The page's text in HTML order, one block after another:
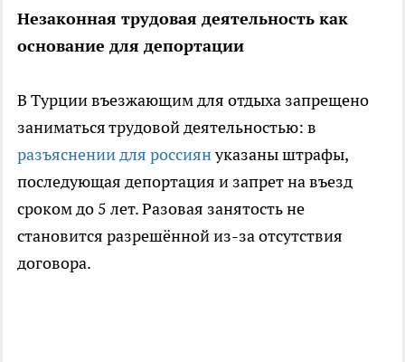
Незаконная трудовая деятельность как
основание для депортации
В Турции въезжающим для отдыха запрещено
заниматься трудовой деятельностью: в
разъяснении для россиянуказаны штрафы,
последующая депортация и запрет на въезд
сроком до 5 лет. Разовая занятость не
становится разрешённой из-за отсутствия
договора.